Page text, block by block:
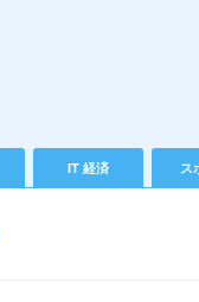
IT 経済 ス